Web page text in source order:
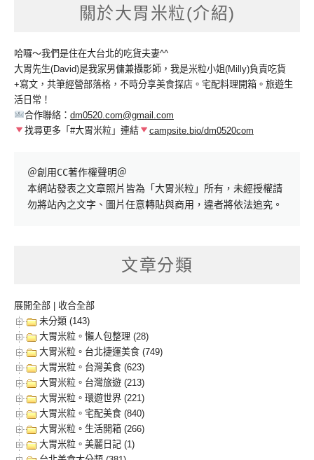
關於大胃米粒(介紹)
哈囉～我們是住在大台北的吃貨夫妻^^
大胃先生(David)是我家男傭兼攝影師，我是米粒小姐(Milly)負責吃貨
+寫文，共筆經營部落格，不時分享美食探店。宅配料理開箱。旅遊生
活日常！
合作聯絡： dm0520.com@gmail.com
找尋更多「#大胃米粒」連結
campsite.bio/dm0520com
＠創用CC著作權聲明＠
本網站發表之文章照片皆為「大胃米粒」所有，未經授權請
勿將站內之文字、圖片任意轉貼與商用，違者將依法追究。
文章分類
展開全部
收合全部
未分類 (143)
大胃米粒。懶人包整理 (28)
大胃米粒。台北捷運美食 (749)
大胃米粒。台灣美食 (623)
大胃米粒。台灣旅遊 (213)
大胃米粒。環遊世界 (221)
大胃米粒。宅配美食 (840)
大胃米粒。生活開箱 (266)
大胃米粒。美麗日記 (1)